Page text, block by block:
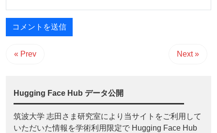
« Prev Next »
Hugging Face Hub データ公開
筑波大学 志田さま研究室により当サイトをご利用して
いただいた情報を学術利用限定で Hugging Face Hub